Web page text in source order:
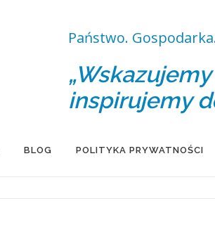
Państwo.
inspirujemy
BLOG POLITYKA PRYWATNOŚCI